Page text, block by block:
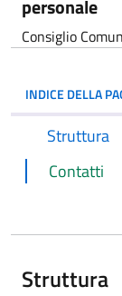
personale
Consiglio
INDICE DELLA
Struttura
Contatti
Struttura